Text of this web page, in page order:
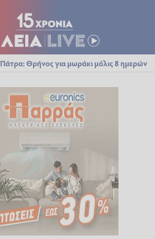
Πάτρα: Θρήνος για μωράκι μόλις 8 ημερών